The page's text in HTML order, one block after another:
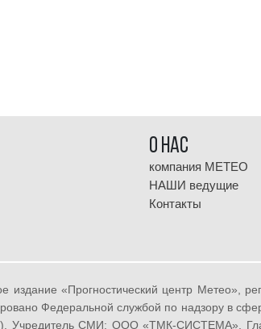
О НАС
компания МЕТЕО
НАШИ ведущие
Контакты
издание «Прогностический центр Метео»,
Федеральной службой по надзору в
Учредитель СМИ: ООО «ТМК-СИСТЕМА»,